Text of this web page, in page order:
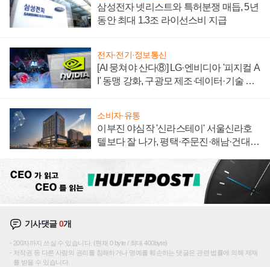
삼성전자 넷리스트와 특허분쟁 매듭, 5년
동안 최대 1.3조 라이선스비 지급
전자·전기·정보통신
[AI 뭉쳐야 산다⑧] LG·엔비디아 '피지컬 A
I' 동맹 강화, 구광모 제조·데이터·기술 결
소비자·유통
이부진 야심작 '신라스테이' 서울신라호
텔보다 잘 나가, 평택·주문진·해남·건대로
기사댓글0개
200자까지 쓰실 수 있습니다. (현재 0 byte / 최대 400byte)
저작권 등 다른 사람의 권리를 침해하거나 명예를 훼손하는 댓글은 관련 법률에 의해 제재
를 받을 수 있습니다.